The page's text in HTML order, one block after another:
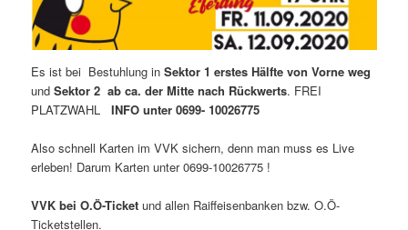
Es ist bei Bestuhlung inSektor 1 erstes Hälfte von Vorne weg
undSektor 2 ab ca. der Mitte nach Rückwerts. FREI
PLATZWAHLINFO unter 0699- 10026775
Also schnell Karten im VVK sichern, denn man muss es Live
erleben! Darum Karten unter 0699-10026775 !
VVK bei O.Ö-Ticket und allen Raiffeisenbanken bzw. O.Ö-
Ticketstellen.